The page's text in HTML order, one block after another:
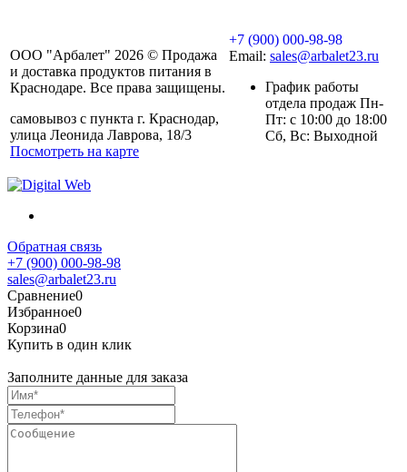
ООО "Арбалет" 2026 © Продажа
и доставка продуктов питания в
Краснодаре. Все права защищены.
самовывоз с пункта г. Краснодар,
улица Леонида Лаврова, 18/3
Посмотреть на карте
+7 (900) 000-98-98
Email: sales@arbalet23.ru
График работы
отдела продаж Пн-
Пт: с 10:00 до 18:00
Сб, Вс: Выходной
Обратная связь
+7 (900) 000-98-98
sales@arbalet23.ru
Сравнение0
Избранное0
Корзина0
Купить в один клик
Заполните данные для заказа